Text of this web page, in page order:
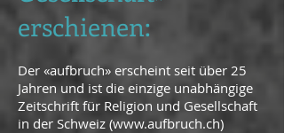
erschienen:
Der «aufbruch» erscheint seit über 25
Jahren und ist die einzige unabhängige
Zeitschrift für Religion und Gesellschaft
in der Schweiz (www.aufbruch.ch)